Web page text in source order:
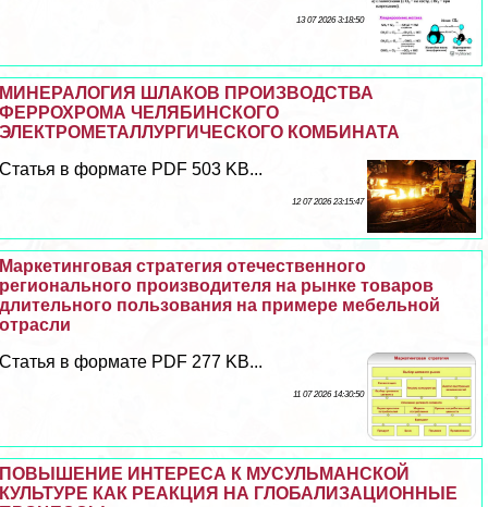
13 07 2026 3:18:50
МИНЕРАЛОГИЯ ШЛАКОВ ПРОИЗВОДСТВА
ФЕРРОХРОМА ЧЕЛЯБИНСКОГО
ЭЛЕКТРОМЕТАЛЛУРГИЧЕСКОГО КОМБИНАТА
Статья в формате PDF 503 KB...
12 07 2026 23:15:47
Маркетинговая стратегия отечественного
регионального производителя на рынке товаров
длительного пользования на примере мебельной
отрасли
Статья в формате PDF 277 KB...
11 07 2026 14:30:50
ПОВЫШЕНИЕ ИНТЕРЕСА К МУСУЛЬМАНСКОЙ
КУЛЬТУРЕ КАК РЕАКЦИЯ НА ГЛОБАЛИЗАЦИОННЫЕ